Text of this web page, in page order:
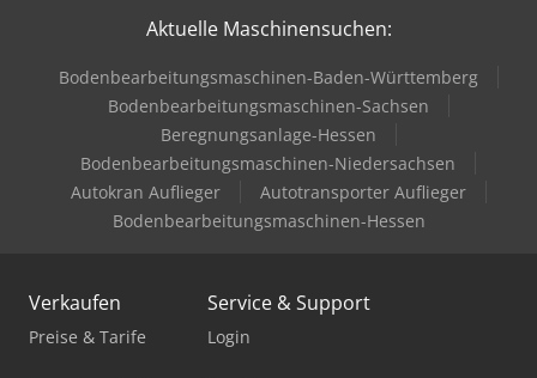
Aktuelle Maschinensuchen:
Bodenbearbeitungsmaschinen-Baden-Württemberg
Bodenbearbeitungsmaschinen-Sachsen
Beregnungsanlage-Hessen
Bodenbearbeitungsmaschinen-Niedersachsen
Autokran Auflieger
Autotransporter Auflieger
Bodenbearbeitungsmaschinen-Hessen
Verkaufen
Preise & Tarife
Service & Support
Login